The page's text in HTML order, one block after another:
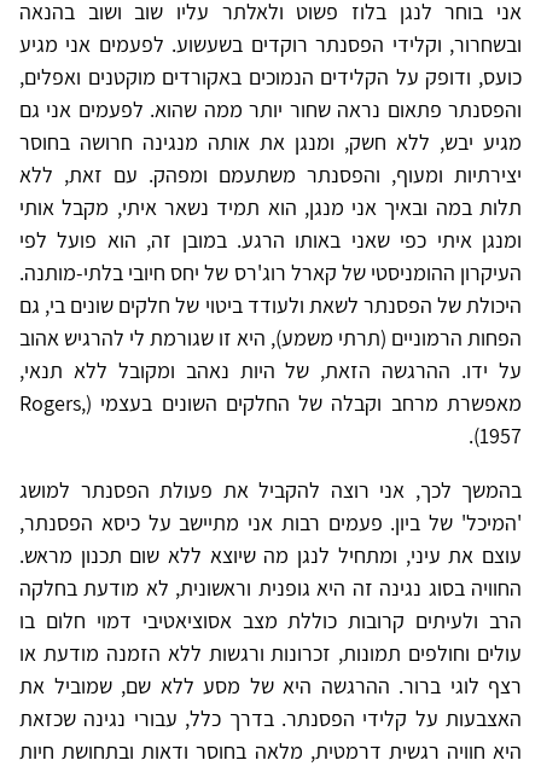
אני בוחר לנגן בלוז פשוט ולאלתר עליו שוב ושוב בהנאה
ובשחרור, וקלידי הפסנתר רוקדים בשעשוע. לפעמים אני מגיע
כועס, ודופק על הקלידים הנמוכים באקורדים מוקטנים ואפלים,
והפסנתר פתאום נראה שחור יותר ממה שהוא. לפעמים אני גם
מגיע יבש, ללא חשק, ומנגן את אותה מנגינה חרושה בחוסר
יצירתיות ומעוף, והפסנתר משתעמם ומפהק. עם זאת, ללא
תלות במה ובאיך אני מנגן, הוא תמיד נשאר איתי, מקבל אותי
ומנגן איתי כפי שאני באותו הרגע. במובן זה, הוא פועל לפי
העיקרון ההומניסטי של קארל רוג'רס של יחס חיובי בלתי-מותנה.
היכולת של הפסנתר לשאת ולעודד ביטוי של חלקים שונים בי, גם
הפחות הרמוניים (תרתי משמע), היא זו שגורמת לי להרגיש אהוב
על ידו. ההרגשה הזאת, של היות נאהב ומקובל ללא תנאי,
מאפשרת מרחב וקבלה של החלקים השונים בעצמי (Rogers,
1957).
בהמשך לכך, אני רוצה להקביל את פעולת הפסנתר למושג
'המיכל' של ביון. פעמים רבות אני מתיישב על כיסא הפסנתר,
עוצם את עיני, ומתחיל לנגן מה שיוצא ללא שום תכנון מראש.
החוויה בסוג נגינה זה היא גופנית וראשונית, לא מודעת בחלקה
הרב ולעיתים קרובות כוללת מצב אסוציאטיבי דמוי חלום בו
עולים וחולפים תמונות, זכרונות ורגשות ללא הזמנה מודעת או
רצף לוגי ברור. ההרגשה היא של מסע ללא שם, שמוביל את
האצבעות על קלידי הפסנתר. בדרך כלל, עבורי נגינה שכזאת
היא חוויה רגשית דרמטית, מלאה בחוסר ודאות ובתחושת חיות